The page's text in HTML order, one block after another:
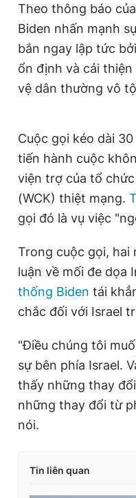
Theo thông báo
Biden nhấn mạnh
bắn ngay lập tức
ổn định và cải
vệ dân thường vô
Cuộc gọi kéo dài
tiến hành cuộc
viện trợ của tổ
(WCK) thiệt mạng.
gọi đó là vụ việc
Trong cuộc gọi, hai
luận về mối đe dọa
thống Biden tái
chắc đối với Israel
"Điều chúng tôi
sự bên phía Israel.
thấy những thay
những thay đổi từ
nói.
Tin liên quan